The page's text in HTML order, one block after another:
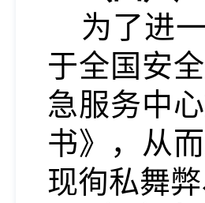
为了进
于全国安
急服务中
书》，从
现徇私舞